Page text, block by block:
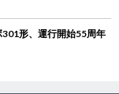
形、運行開始55周年